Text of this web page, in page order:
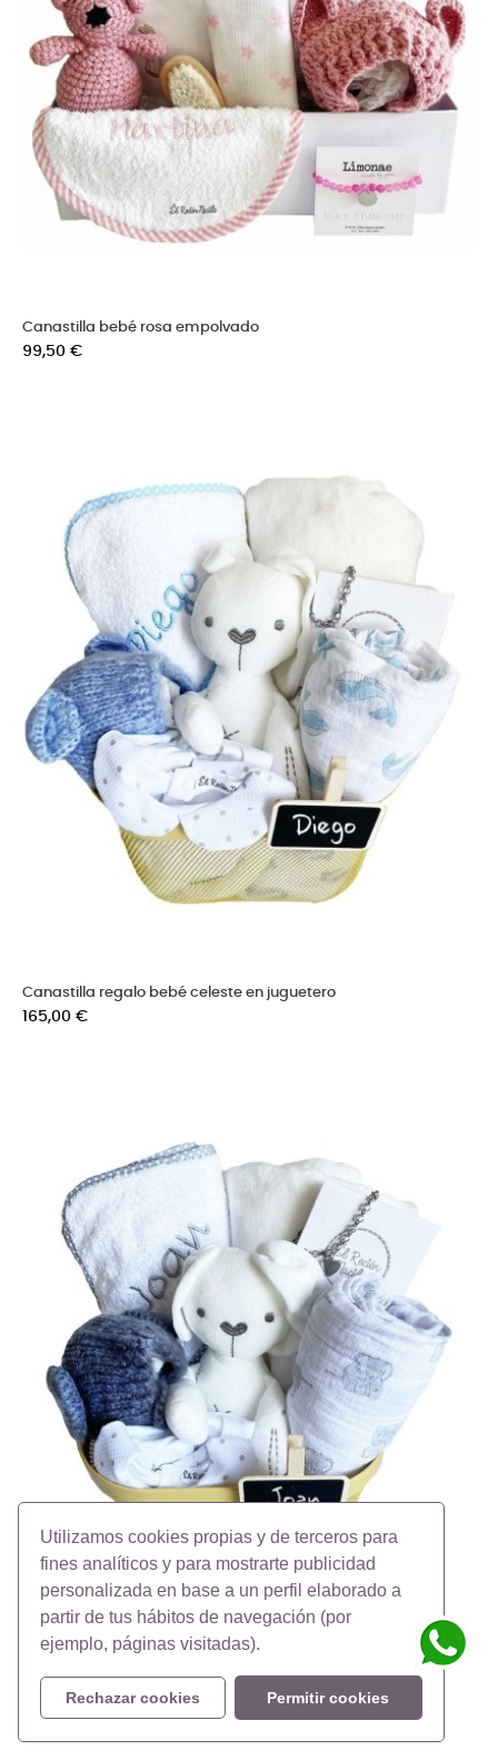
Utilizamos cookies propias y de terceros para
fines analíticos y para mostrarte publicidad
personalizada en base a un perfil elaborado a
partir de tus hábitos de navegación (por
ejemplo, páginas visitadas).
Rechazar cookies Permitir cookies
Canastilla bebé rosa empolvado
Precio
99,50 €
Canastilla regalo bebé celeste en juguetero
Precio
165,00 €
Canastilla regalo bebé gris en juguetero
Precio
165,00 €